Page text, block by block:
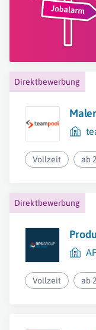
Direktbewerbung
Vollzeit ab
Direktbewerbung
Vollzeit ab